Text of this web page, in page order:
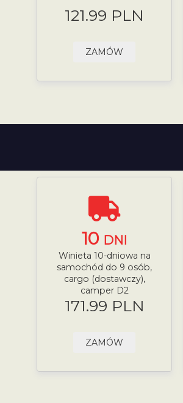
121.99 PLN
ZAMÓW
10 DNI
Winieta 10-dniowa na
samochód do 9 osób,
cargo (dostawczy),
camper D2
171.99 PLN
ZAMÓW